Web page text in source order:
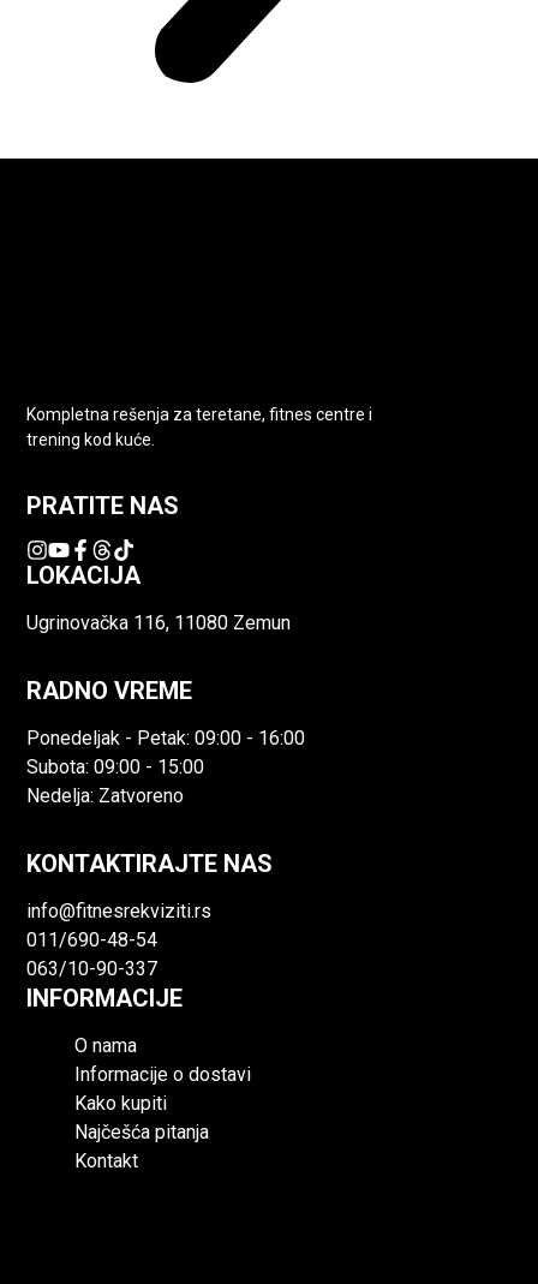
Kompletna rešenja za teretane, fitnes centre i
trening kod kuće.
PRATITE NAS
LOKACIJA
Ugrinovačka 116, 11080 Zemun
RADNO VREME
Ponedeljak - Petak: 09:00 - 16:00
Subota: 09:00 - 15:00
Nedelja: Zatvoreno
KONTAKTIRAJTE NAS
info@fitnesrekviziti.rs
011/690-48-54
063/10-90-337
INFORMACIJE
O nama
Informacije o dostavi
Kako kupiti
Najčešća pitanja
Kontakt